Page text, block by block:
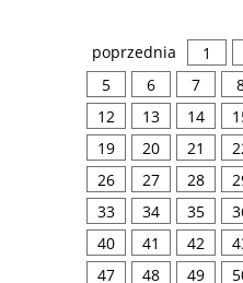
poprzednia 1
5
6 7
12
13 14
19
20 21
26
27 28
33
34 35
40
41 42
47
48 49